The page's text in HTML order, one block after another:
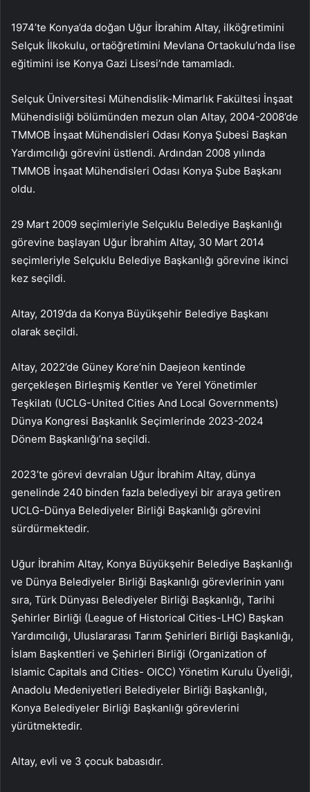
1974’te Konya’da doğan Uğur İbrahim Altay, ilköğretimini
Selçuk İlkokulu, ortaöğretimini Mevlana Ortaokulu’nda lise
eğitimini ise Konya Gazi Lisesi’nde tamamladı.
Selçuk Üniversitesi Mühendislik-Mimarlık Fakültesi İnşaat
Mühendisliği bölümünden mezun olan Altay, 2004-2008’de
TMMOB İnşaat Mühendisleri Odası Konya Şubesi Başkan
Yardımcılığı görevini üstlendi. Ardından 2008 yılında
TMMOB İnşaat Mühendisleri Odası Konya Şube Başkanı
oldu.
29 Mart 2009 seçimleriyle Selçuklu Belediye Başkanlığı
görevine başlayan Uğur İbrahim Altay, 30 Mart 2014
seçimleriyle Selçuklu Belediye Başkanlığı görevine ikinci
kez seçildi.
Altay, 2019’da da Konya Büyükşehir Belediye Başkanı
olarak seçildi.
Altay, 2022’de Güney Kore’nin Daejeon kentinde
gerçekleşen Birleşmiş Kentler ve Yerel Yönetimler
Teşkilatı (UCLG-United Cities And Local Governments)
Dünya Kongresi Başkanlık Seçimlerinde 2023-2024
Dönem Başkanlığı’na seçildi.
2023’te görevi devralan Uğur İbrahim Altay, dünya
genelinde 240 binden fazla belediyeyi bir araya getiren
UCLG-Dünya Belediyeler Birliği Başkanlığı görevini
sürdürmektedir.
Uğur İbrahim Altay, Konya Büyükşehir Belediye Başkanlığı
ve Dünya Belediyeler Birliği Başkanlığı görevlerinin yanı
sıra, Türk Dünyası Belediyeler Birliği Başkanlığı, Tarihi
Şehirler Birliği (League of Historical Cities-LHC) Başkan
Yardımcılığı, Uluslararası Tarım Şehirleri Birliği Başkanlığı,
İslam Başkentleri ve Şehirleri Birliği (Organization of
Islamic Capitals and Cities- OICC) Yönetim Kurulu Üyeliği,
Anadolu Medeniyetleri Belediyeler Birliği Başkanlığı,
Konya Belediyeler Birliği Başkanlığı görevlerini
yürütmektedir.
Altay, evli ve 3 çocuk babasıdır.